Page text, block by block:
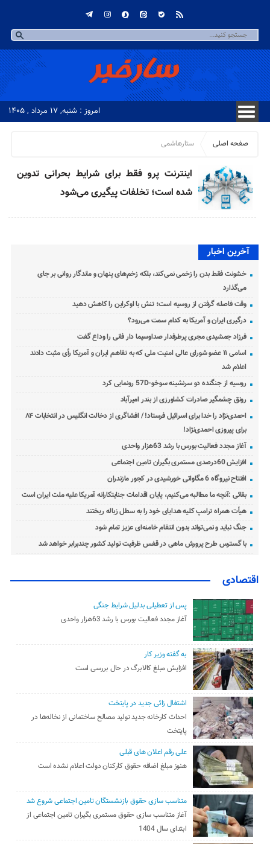
امروز : شنبه, ۱۷ مرداد , ۱۴۰۵
صفحه اصلی ستارهاشمی
اینترنت پرو فقط برای شرایط بحرانی تدوین
شده است؛ تخلفات پیگیری می‌شود
آخرین اخبار
خشونت فقط بدن را زخمی نمی‌کند، بلکه زخم‌های پنهان و ماندگار روانی بر جای
می‌گذارد
وقت فاصله گرفتن از روسیه است؛ تنش با اوکراین را کاهش دهید
درگیری ایران و آمریکا به کدام سمت می‌رود؟
فرزاد جمشیدی مجری پرطرفدار صداوسیما دار فانی را وداع گفت
اسامی ۱۱ عضو شورای عالی امنیت ملی که به تفاهم ایران و آمریکا رأی مثبت دادند
اعلام شد
روسیه از جنگنده دو سرنشینه سوخو-57D رونمایی کرد
رونق چشمگیر صادرات کشاورزی از بندر امیرآباد
احمدی‌نژاد را خدا برای اسرائیل فرستاد! / افشاگری از دخالت انگلیس در انتخابات ۸۴
برای پیروزی احمدی‌نژاد!
آغاز مجدد فعالیت بورس با رشد 63هزار واحدی
افزایش 60درصدی مستمری بگیران تامین اجتماعی
افتتاح نیروگاه 6 مگاواتی خورشیدی در کجور مازندران
بقائی :آنچه ما مطالبه می‌کنیم، پایان اقدامات جنایتکارانه آمریکا علیه ملت ایران است
هیأت همراه ترامپ کلیه هدایای خود را به سطل زباله ریختند
جنگ نباید و نمی‌تواند بدون انتقام خامنه‌ای عزیز تمام شود
با گسترس طرح پرورش ماهی در قفس ظرفیت تولید کشور چندبرابر خواهد شد
اقتصادی
پس از تعطیلی بدلیل شرایط جنگی
آغاز مجدد فعالیت بورس با رشد 63هزار واحدی
به گفته وزیر کار
افزایش مبلغ کالابرگ در حال بررسی است
اشتغال زائی جدید در پایتخت
احداث کارخانه جدید تولید مصالح ساختمانی از نخاله‌ها در
پایتخت
علی رقم اعلان های قبلی
هنوز مبلغ اضافه حقوق کارکنان دولت اعلام نشده است
متناسب سازی حقوق بازنشستگان تامین اجتماعی شروع شد
آغاز متناسب سازی حقوق مستمری بگیران تامین اجتماعی از
ابتدای سال 1404